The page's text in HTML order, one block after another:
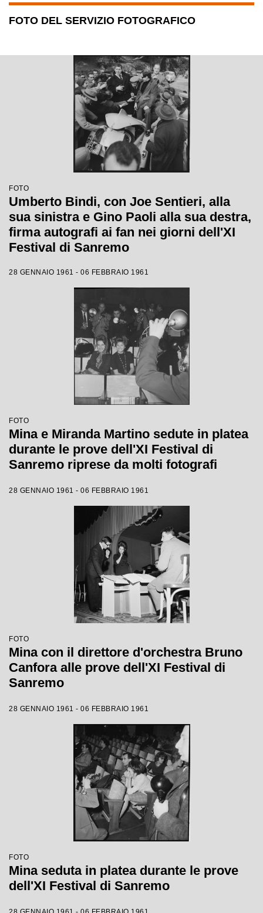
FOTO DEL SERVIZIO FOTOGRAFICO
FOTO
Umberto Bindi, con Joe Sentieri, alla
sua sinistra e Gino Paoli alla sua destra,
firma autografi ai fan nei giorni dell'XI
Festival di Sanremo
28 GENNAIO 1961 - 06 FEBBRAIO 1961
FOTO
Mina e Miranda Martino sedute in platea
durante le prove dell'XI Festival di
Sanremo riprese da molti fotografi
28 GENNAIO 1961 - 06 FEBBRAIO 1961
FOTO
Mina con il direttore d'orchestra Bruno
Canfora alle prove dell'XI Festival di
Sanremo
28 GENNAIO 1961 - 06 FEBBRAIO 1961
FOTO
Mina seduta in platea durante le prove
dell'XI Festival di Sanremo